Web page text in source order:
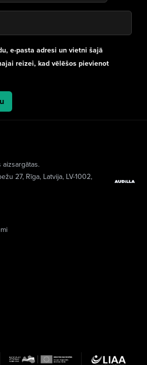
e-pasta adresi un vietni šajā
reizei, kad vēlēšos pievienot
27, Rīga, Latvija, LV-1002,